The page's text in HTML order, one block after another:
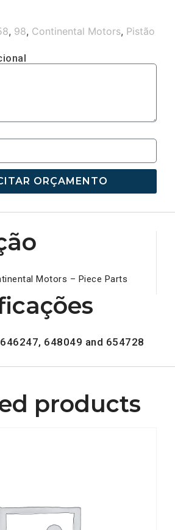
, 98, Continental Motors, Pistão
ORÇAMENTO
Motors – Piece Parts
646247, 648049 and 654728
products